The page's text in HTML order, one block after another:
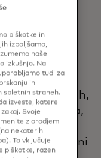
omrežje,
in
zasebnih in
ECRC
o grožnjah,
prizadevanja,
in organi
piškotke in
izboljšamo,
naše
izkušnjo. Na
tudi za
in
spletnih straneh.
izveste, katere
Svoje
z orodjem
nekaterih
To vključuje
piškotke, razen